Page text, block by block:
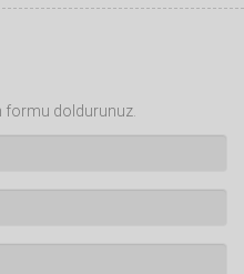
formu doldurunuz.